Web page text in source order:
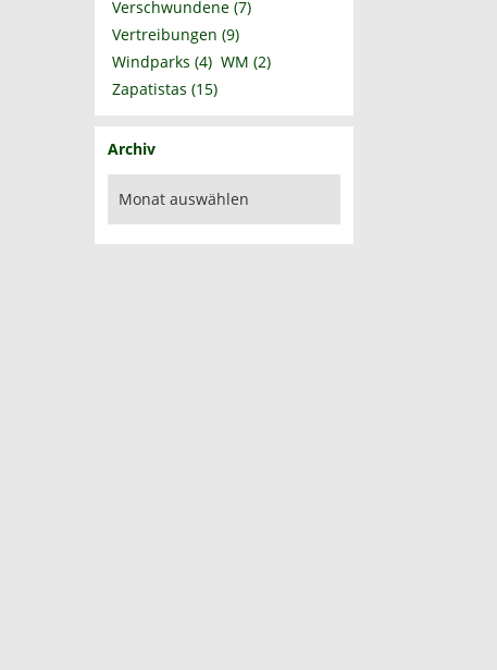
Verschwundene (7)
Vertreibungen (9)
Windparks (4) WM (2)
Zapatistas (15)
Archiv